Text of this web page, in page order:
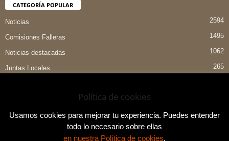
CATEGORÍA POPULAR
Noticias 2594
Comisiones Falleras 1495
Noticias destacadas 1062
Juntas Locales 265
Indumentaria Valenciana 84
Política de cookies
Usamos cookies para mejorar tu experiencia. Puedes entender
todo lo necesario sobre ellas
en nuestra Política de cookies.